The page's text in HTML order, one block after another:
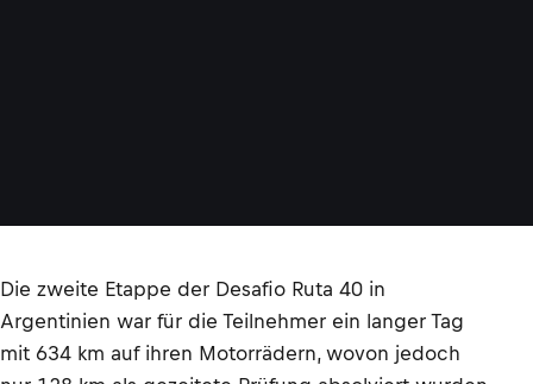
Die zweite Etappe der Desafio Ruta 40 in
Argentinien war für die Teilnehmer ein langer Tag
mit 634 km auf ihren Motorrädern, wovon jedoch